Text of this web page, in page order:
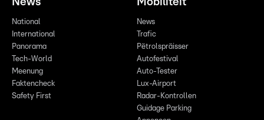
News
National
International
Panorama
Tech-World
Meenung
Faktencheck
Safety First
Mobilitéit
News
Trafic
Pëtrolspräisser
Autofestival
Auto-Tester
Lux-Airport
Radar-Kontrollen
Guidage Parking